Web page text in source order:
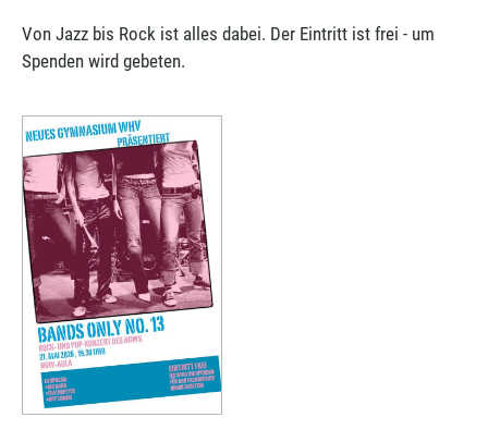
Von Jazz bis Rock ist alles dabei. Der Eintritt ist frei - um
Spenden wird gebeten.